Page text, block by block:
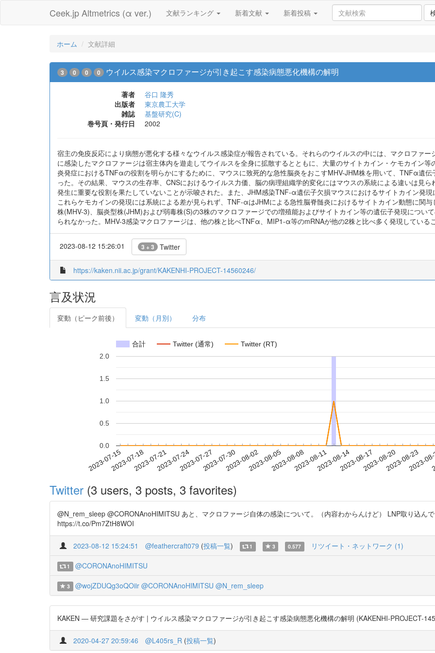
Ceek.jp Altmetrics (α ver.) 文献ランキング 新着文献 新着投稿
ホーム 文献詳細
3 0 0 0 ウイルス感染マクロファージが引き起こす感染病態悪化機構の解明
著者
谷口 隆秀
出版者
東京農工大学
雑誌
基盤研究(C)
巻号頁・発行日
2002
宿主の免疫反応により病態が悪化する様々なウイルス感染症が報告されている。それらのウイルスの中には、マクロファ
に感染したマクロファージは宿主体内を遊走してウイルスを全身に拡散するとともに、大量のサイトカイン・ケモカイン
炎発症におけるTNFαの役割を明らかにするために、マウスに致死的な急性脳炎をおこすMHV-JHM株を用いて、TNFα遺
った。その結果、マウスの生存率、CNSにおけるウイルス力価、脳の病理組織学的変化にはマウスの系統による違いは見
発生に重要な役割を果たしていないことが示唆された。また、JHM感染TNF-α遺伝子欠損マウスにおけるサイトカイン発
これらケモカインの発現には系統による差が見られず、TNF-αはJHMによる急性脳脊髄炎におけるサイトカイン動態に関
株(MHV-3)、脳炎型株(JHM)および弱毒株(S)の3株のマクロファージでの増殖能およびサイトカイン等の遺伝子発現につい
られなかった。MHV-3感染マクロファージは、他の株と比べTNFα、MIP1-α等のmRNAが他の2株と比べ多く発現している
2023-08-12 15:26:01 3 + 3 Twitter
https://kaken.nii.ac.jp/grant/KAKENHI-PROJECT-14560246/
言及状況
変動（ピーク前後） 変動（月別） 分布
合計 Twitter (通常) Twitter (RT)
2023-07-152023-07-182023-07-212023-07-242023-07-272023-07-302023-08-022023-08-052023-08-082023-08-112023-08-142023-08-172023-08-202023-08-23
2023-
0.0
0.5
1.0
1.5
2.0
Twitter (3 users, 3 posts, 3 favorites)
@N_rem_sleep @CORONAnoHIMITSU あと、マクロファージ自体の感染について。（内容わからんけど） LNP取り込ん
https://t.co/Pm7ZtH8WOI
2023-08-12 15:24:51 @feathercraft079 (投稿一覧) 1 3 0.577 リツイート・ネットワーク (1)
1 @CORONAnoHIMITSU
3 @wojZDUQg3oQOiir @CORONAnoHIMITSU @N_rem_sleep
KAKEN — 研究課題をさがす | ウイルス感染マクロファージが引き起こす感染病態悪化機構の解明 (KAKENHI-PROJECT-
2020-04-27 20:59:46 @L405rs_R (投稿一覧)